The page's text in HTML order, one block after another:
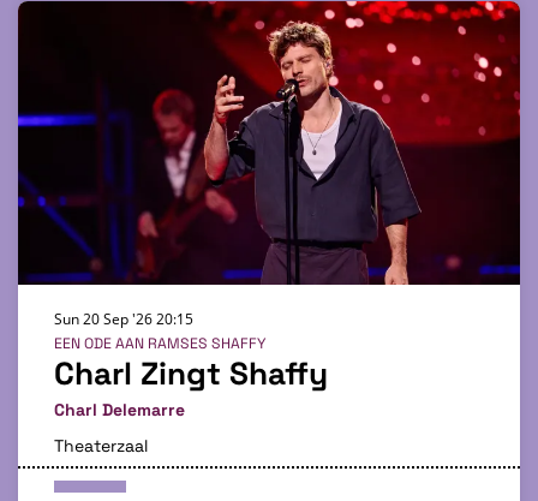
Charl Zingt Shaffy
Charl Delemarre
EEN ODE AAN RAMSES SHAFFY
Sun 20 Sep '2620:15
Theaterzaal